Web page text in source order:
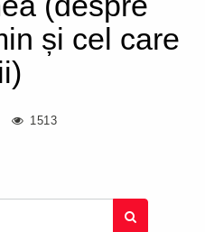
și cel care
1513